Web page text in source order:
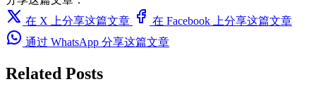
在 X 上分享这篇文章
在 Facebook 上分享这篇文章
通过 WhatsApp 分享这篇文章
Related Posts